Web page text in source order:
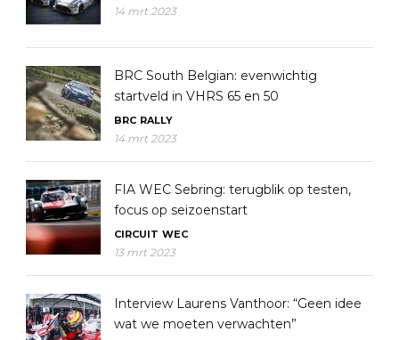
14 mrt 2023
BRC South Belgian: evenwichtig
startveld in VHRS 65 en 50
BRC RALLY
14 mrt 2023
FIA WEC Sebring: terugblik op testen,
focus op seizoenstart
CIRCUIT WEC
13 mrt 2023
Interview Laurens Vanthoor: “Geen idee
wat we moeten verwachten”